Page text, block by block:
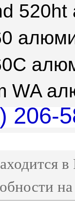
520ht
WA
206-